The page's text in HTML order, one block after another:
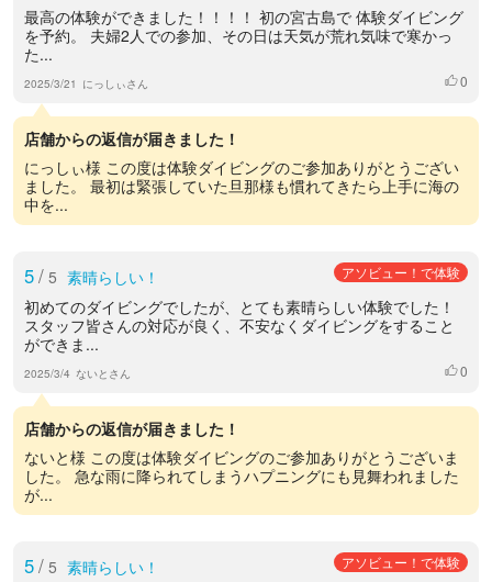
最高の体験ができました！！！！ 初の宮古島で 体験ダイビング
を予約。 夫婦2人での参加、その日は天気が荒れ気味で寒かっ
た...
2025/3/21 にっしぃさん いいね
0
店舗からの返信が届きました！
にっしぃ様 この度は体験ダイビングのご参加ありがとうござい
ました。 最初は緊張していた旦那様も慣れてきたら上手に海の
中を...
5/ 5 素晴らしい！ アソビュー！で体験
初めてのダイビングでしたが、とても素晴らしい体験でした！
スタッフ皆さんの対応が良く、不安なくダイビングをすること
ができま...
2025/3/4 ないとさん いいね
0
店舗からの返信が届きました！
ないと様 この度は体験ダイビングのご参加ありがとうございま
した。 急な雨に降られてしまうハプニングにも見舞われました
が...
5/ 5 素晴らしい！ アソビュー！で体験